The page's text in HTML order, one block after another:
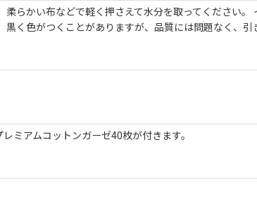
らかい布などで軽く押さえて水分を取ってください。
く色がつくことがありますが、品質には問題なく、引
アムコットンガーゼ40枚が付きます。